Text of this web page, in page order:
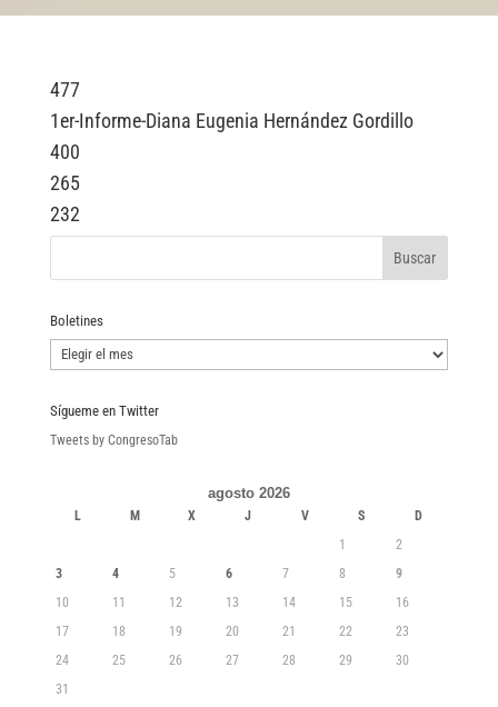
477
1er-Informe-Diana Eugenia Hernández Gordillo
400
265
232
Boletines
Boletines
Sígueme en Twitter
Tweets by CongresoTab
agosto 2026
L M X J V S
D
1
2
3
4 5 6 7 8
9
10
11 12 13 14 15
16
17
18 19 20 21 22
23
24
25 26 27 28 29
30
31